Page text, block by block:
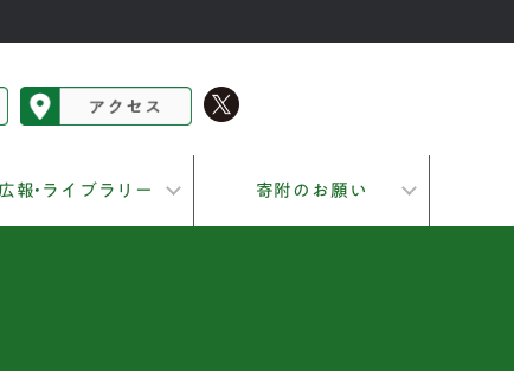
広報•ライブラリー 寄附のお願い